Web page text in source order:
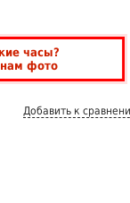
часы?
фото
Добавить к